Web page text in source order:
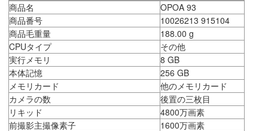
商品名
OPOA 93
商品番号
10026213 915104
商品毛重量
188.00 g
CPUタイプ
その他
実行メモリ
8 GB
本体記憶
256 GB
メモリカード
他のメモリカード
カメラの数
後置の三枚目
リキッド
4800万画素
前撮影主撮像素子
1600万画素